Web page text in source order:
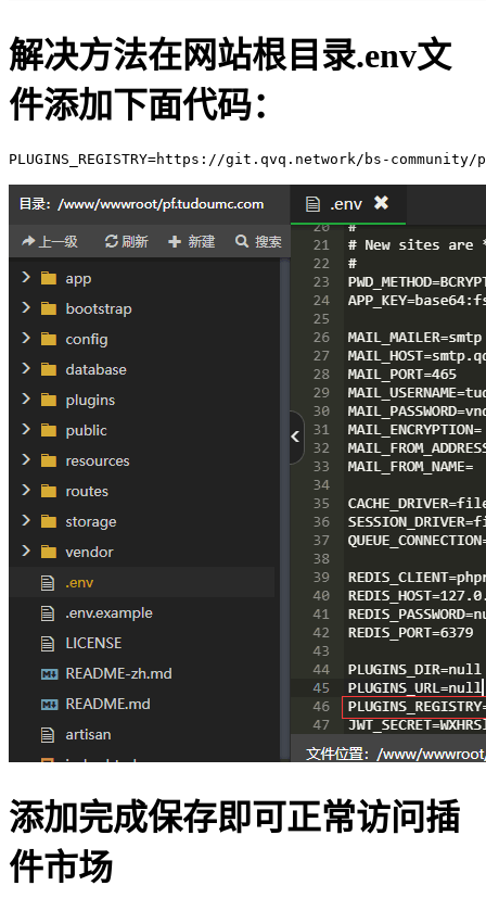
解决方法在网站根目录.env文
件添加下面代码：
PLUGINS_REGISTRY=https://git.qvq.network/bs-
添加完成保存即可正常访问插
件市场